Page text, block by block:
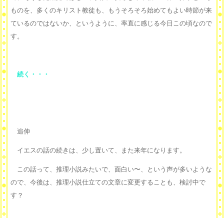
ものを、多くのキリスト教徒も、もうそろそろ始めてもよい時節が来
ているのではないか、というように、率直に感じる今日この頃なので
す。
続く・・・
追伸
イエスの話の続きは、少し置いて、また来年になります。
この話って、推理小説みたいで、面白い〜、という声が多いような
ので、今後は、推理小説仕立ての文章に変更することも、検討中で
す？